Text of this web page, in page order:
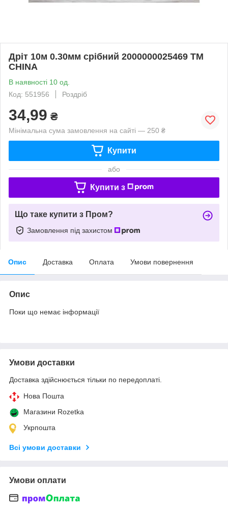
Дріт 10м 0.30мм срібний 2000000025469 ТМ
CHINA
В наявності 10 од.
Код: 551956
Роздріб
34,99 ₴
Мінімальна сума замовлення на сайті — 250 ₴
Купити
або
Купити з
Що таке купити з Пром?
Замовлення під захистом
Опис Доставка Оплата Умови повернення
Опис
Поки що немає інформації
Умови доставки
Доставка здійснюється тільки по передоплаті.
Нова Пошта
Магазини Rozetka
Укрпошта
Всі умови доставки
Умови оплати